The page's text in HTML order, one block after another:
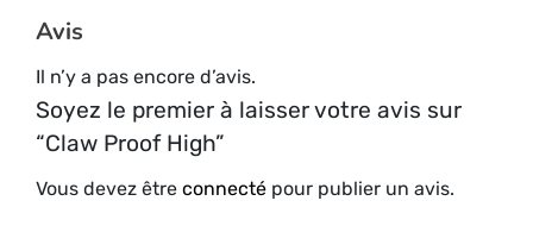
Avis
Il n’y a pas encore d’avis.
Soyez le premier à laisser votre avis sur
“Claw Proof High”
Vous devez être connecté pour publier un avis.